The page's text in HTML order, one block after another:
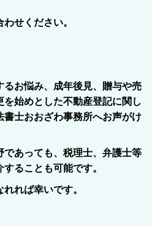
せください。
お悩み、成年後見、贈与や売
始めとした不動産登記に関し
書士おおざわ事務所へお声がけ
であっても、税理士、弁護士等
ることも可能です。
れば幸いです。